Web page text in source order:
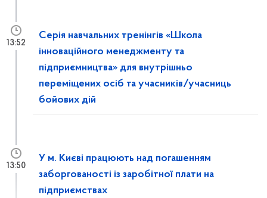
Серія навчальних тренінгів «Школа
інноваційного менеджменту та
підприємництва» для внутрішньо
переміщених осіб та учасників/учасниць
бойових дій
13:52
У м. Києві працюють над погашенням
заборгованості із заробітної плати на
підприємствах
13:50